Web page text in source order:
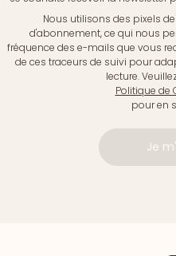
Nous utilisons des pixels
d'abonnement, ce qui nous
fréquence des e-mails que vous
de ces traceurs de suivi pour
lecture.
Politique de
pour en
Je